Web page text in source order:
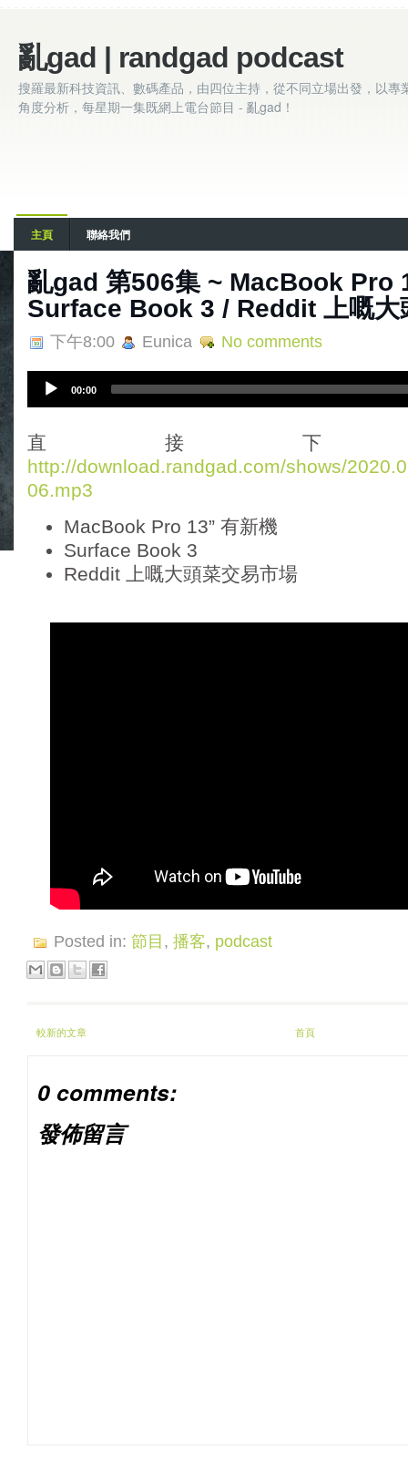
亂gad | randgad podcast
搜羅最新科技資訊、數碼產品，由四位主持，從不同立場出發，以專
角度分析，每星期一集既網上電台節目 - 亂gad！
主頁 聯絡我們
亂gad 第506集 ~ MacBook Pro
Surface Book 3 / Reddit 上嘅大
下午8:00 Eunica No comments
i
o
P
l
00:00
直接
http://download.randgad.com/shows/
06.mp3
MacBook Pro 13” 有新機
Surface Book 3
Reddit 上嘅大頭菜交易市場
Posted in: 節目, 播客, podcast
較新的文章 首頁
0 comments:
發佈留言